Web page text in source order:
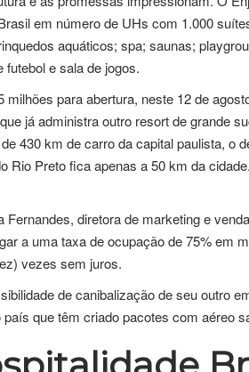
em número de UHs com 1.000
aquáticos; spa; saunas;
e sala de jogos.
milhões para abertura, neste 12 de
já administra outro resort de grande
430 km de carro da capital paulista, o
Rio Preto fica apenas a 50 km da cidade.
diretora de marketing e
a uma taxa de ocupação de 75% em
vezes sem juros.
de canibalização de seu outro
que têm criado pacotes com aéreo